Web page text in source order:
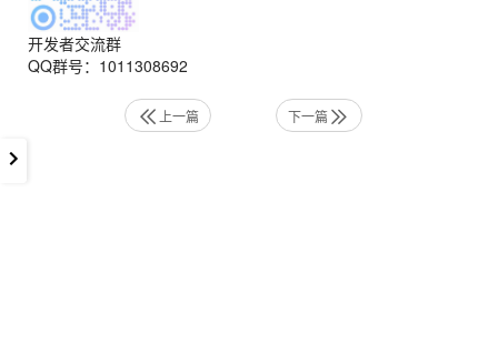
开发者交流群
QQ群号：1011308692
上一篇 下一篇